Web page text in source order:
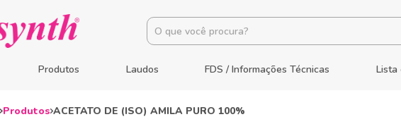
Produtos Laudos FDS / Informações Técnicas Lista
Produtos ACETATO DE (ISO) AMILA PURO 100%